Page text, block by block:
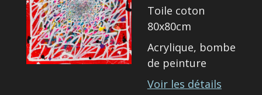
Toile coton
80x80cm
Acrylique, bombe
de peinture
Voir les détails